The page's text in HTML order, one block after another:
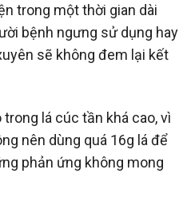
trong một thời gian dài
bệnh ngưng sử dụng hay
sẽ không đem lại kết
lá cúc tần khá cao, vì
nên dùng quá 16g lá để
phản ứng không mong